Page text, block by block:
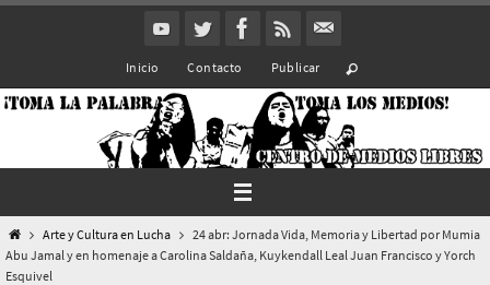
Inicio Contacto Publicar
InicioArte y Cultura en Lucha
24 abr: Jornada Vida, Memoria y Libertad por Mumia
Abu Jamal y en homenaje a Carolina Saldaña, Kuykendall Leal Juan Francisco y Yorch
Esquivel